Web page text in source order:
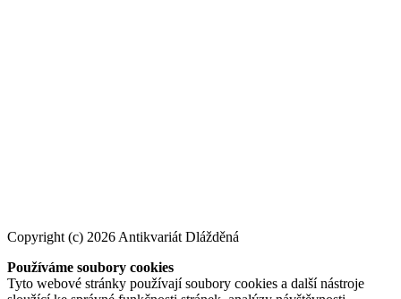
Copyright (c) 2026 Antikvariát Dlážděná
Používáme soubory cookies
Tyto webové stránky používají soubory cookies a další nástroje